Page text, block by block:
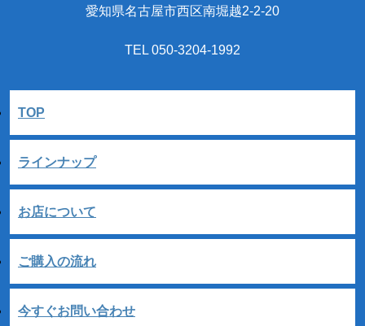
愛知県名古屋市西区南堀越2-2-20
TEL 050-3204-1992
TOP
ラインナップ
お店について
ご購入の流れ
今すぐお問い合わせ